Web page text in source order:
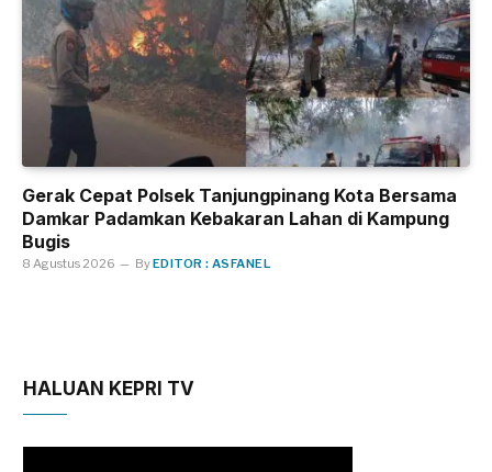
Gerak Cepat Polsek Tanjungpinang Kota Bersama
Damkar Padamkan Kebakaran Lahan di Kampung
Bugis
8 Agustus 2026 ByEDITOR : ASFANEL
HALUAN KEPRI TV